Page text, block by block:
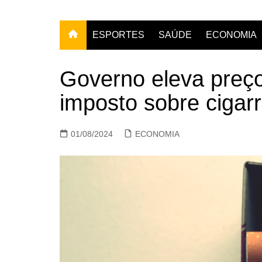
ESPORTES SAÚDE ECONOMIA
Governo eleva
imposto sobre
01/08/2024 ECONOMIA